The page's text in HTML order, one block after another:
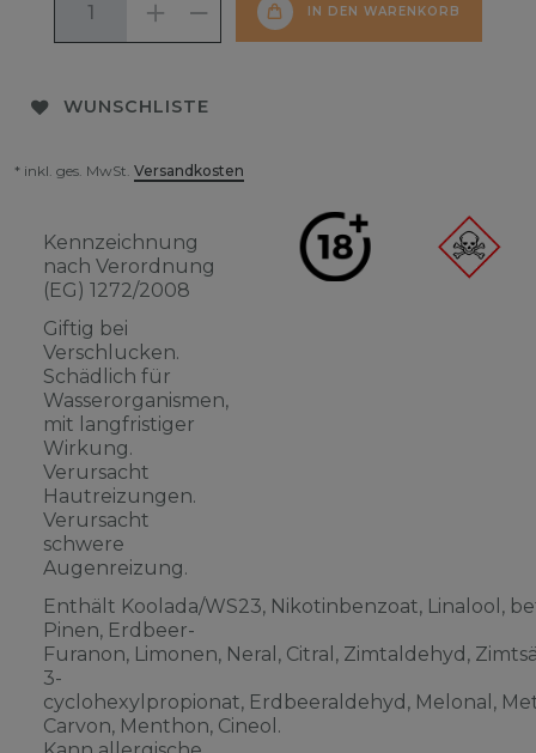
IN DEN WARENKORB
WUNSCHLISTE
* inkl. ges. MwSt. Versandkosten
Kennzeichnung
nach Verordnung
(EG) 1272/2008
Giftig bei
Verschlucken.
Schädlich für
Wasserorganismen,
mit langfristiger
Wirkung.
Verursacht
Hautreizungen.
Verursacht
schwere
Augenreizung.
Enthält Koolada/WS23, Nikotinbenzoat, Linalool,
Pinen, Erdbeer-
Furanon, Limonen, Neral, Citral, Zimtaldehyd,
3-
cyclohexylpropionat, Erdbeeraldehyd, Melonal,
Carvon, Menthon, Cineol.